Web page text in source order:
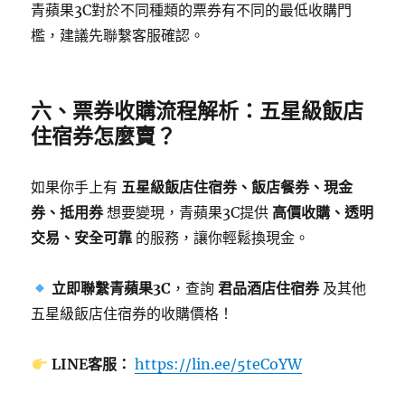
青蘋果3C對於不同種類的票券有不同的最低收購門
檻，建議先聯繫客服確認。
六、票券收購流程解析：五星級飯店
住宿券怎麼賣？
如果你手上有 五星級飯店住宿券、飯店餐券、現金
券、抵用券想要變現，青蘋果3C提供 高價收購、透明
交易、安全可靠 的服務，讓你輕鬆換現金。
立即聯繫青蘋果3C ，查詢 君品酒店住宿券及其他
五星級飯店住宿券的收購價格！
LINE客服： https://lin.ee/5teCoYW